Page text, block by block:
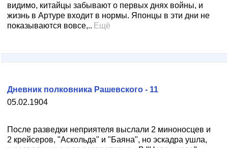
видимо, китайцы забывают о первых днях войны, и
жизнь в Артуре входит в нормы. Японцы в эти дни не
показываются вовсе,.. Ещё
05.02.1904
Дневник полковника Рашевского - 11
После разведки неприятеля выслали 2 миноносцев и
2 крейсеров, "Аскольда" и "Баяна", но эскадра ушла,